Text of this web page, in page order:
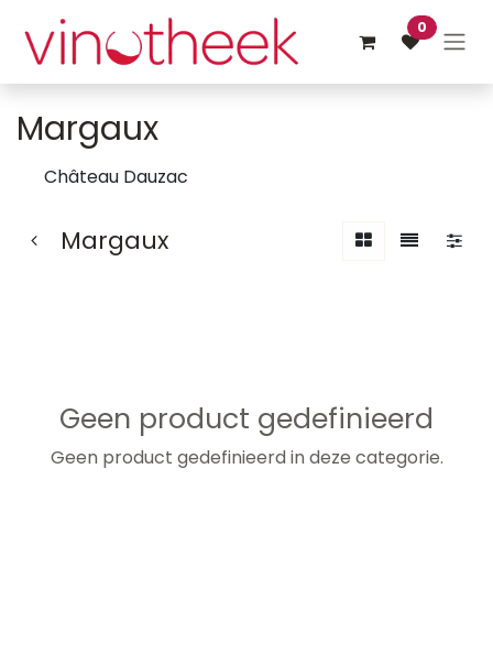
Overslaan naar inhoud
0
Margaux
Château Dauzac
Margaux
Geen product gedefinieerd
Geen product gedefinieerd in deze categorie.